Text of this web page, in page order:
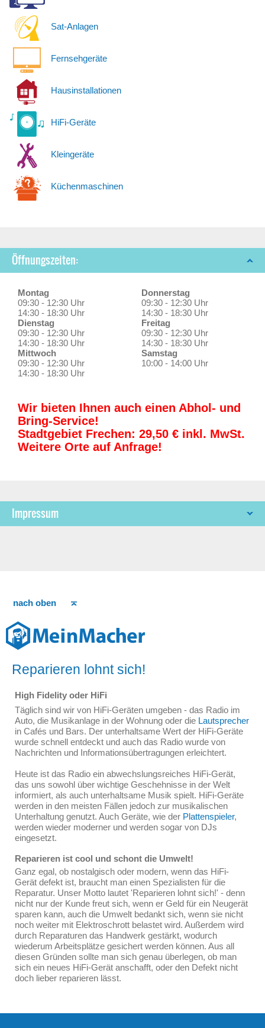
Sat-Anlagen
Fernsehgeräte
Hausinstallationen
HiFi-Geräte
Kleingeräte
Küchenmaschinen
Öffnungszeiten:
Montag
09:30 - 12:30 Uhr
14:30 - 18:30 Uhr
Dienstag
09:30 - 12:30 Uhr
14:30 - 18:30 Uhr
Mittwoch
09:30 - 12:30 Uhr
14:30 - 18:30 Uhr
Donnerstag
09:30 - 12:30 Uhr
14:30 - 18:30 Uhr
Freitag
09:30 - 12:30 Uhr
14:30 - 18:30 Uhr
Samstag
10:00 - 14:00 Uhr
Wir bieten Ihnen auch einen Abhol- und
Bring-Service!
Stadtgebiet Frechen: 29,50 € inkl. MwSt.
Weitere Orte auf Anfrage!
Impressum
nach oben
Reparieren lohnt sich!
High Fidelity oder HiFi
Täglich sind wir von HiFi-Geräten umgeben - das Radio im
Auto, die Musikanlage in der Wohnung oder die Lautsprecher
in Cafés und Bars. Der unterhaltsame Wert der HiFi-Geräte
wurde schnell entdeckt und auch das Radio wurde von
Nachrichten und Informationsübertragungen erleichtert.
Heute ist das Radio ein abwechslungsreiches HiFi-Gerät,
das uns sowohl über wichtige Geschehnisse in der Welt
informiert, als auch unterhaltsame Musik spielt. HiFi-Geräte
werden in den meisten Fällen jedoch zur musikalischen
Unterhaltung genutzt. Auch Geräte, wie der Plattenspieler,
werden wieder moderner und werden sogar von DJs
eingesetzt.
Reparieren ist cool und schont die Umwelt!
Ganz egal, ob nostalgisch oder modern, wenn das HiFi-
Gerät defekt ist, braucht man einen Spezialisten für die
Reparatur. Unser Motto lautet 'Reparieren lohnt sich!' - denn
nicht nur der Kunde freut sich, wenn er Geld für ein Neugerät
sparen kann, auch die Umwelt bedankt sich, wenn sie nicht
noch weiter mit Elektroschrott belastet wird. Außerdem wird
durch Reparaturen das Handwerk gestärkt, wodurch
wiederum Arbeitsplätze gesichert werden können. Aus all
diesen Gründen sollte man sich genau überlegen, ob man
sich ein neues HiFi-Gerät anschafft, oder den Defekt nicht
doch lieber reparieren lässt.